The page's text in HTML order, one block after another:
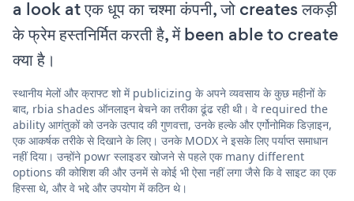
a look at एक धूप का चश्मा कंपनी, जो creates लकड़ी
के फ्रेम हस्तनिर्मित करती है, में been able to create
क्या है।
स्थानीय मेलों और क्राफ्ट शो में publicizing के अपने व्यवसाय के कुछ महीनों के
बाद, rbia shades ऑनलाइन बेचने का तरीका ढूंढ रही थी। वे required the
ability आगंतुकों को उनके उत्पाद की गुणवत्ता, उनके हल्के और एर्गोनोमिक डिज़ाइन,
एक आकर्षक तरीके से दिखाने के लिए। उनके MODX ने इसके लिए पर्याप्त समाधान
नहीं दिया। उन्होंने powr स्लाइडर खोजने से पहले एक many different
options की कोशिश की और उनमें से कोई भी ऐसा नहीं लगा जैसे कि वे साइट का एक
हिस्सा थे, और वे भद्दे और उपयोग में कठिन थे।